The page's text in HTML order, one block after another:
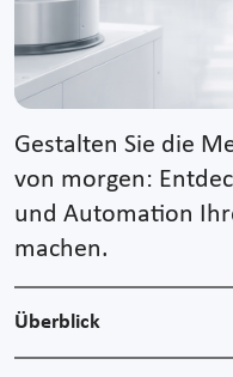
Gestalten Sie die
von morgen:
und Automation
machen.
Überblick